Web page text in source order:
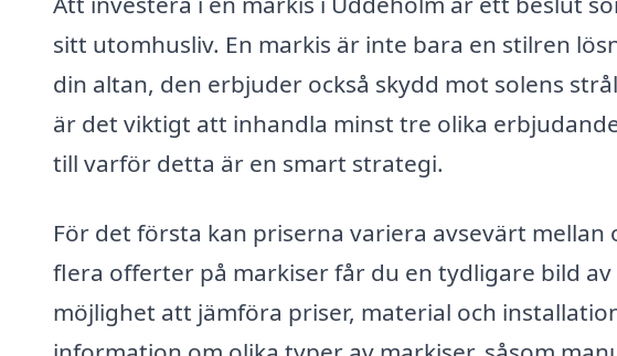
sitt utomhusliv. En markis är inte bara en stilren
din altan, den erbjuder också skydd mot solens
är det viktigt att inhandla minst tre olika
till varför detta är en smart strategi.
För det första kan priserna variera avsevärt
flera offerter på markiser får du en tydligare bild
möjlighet att jämföra priser, material och